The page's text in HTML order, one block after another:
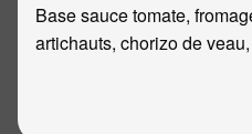
Base sauce tomate,
artichauts, chorizo de